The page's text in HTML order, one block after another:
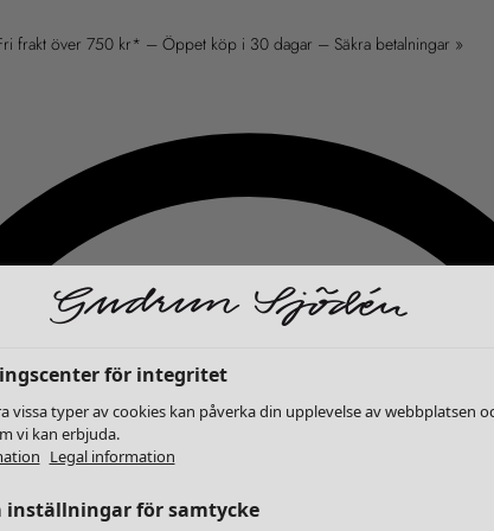
frakt över 750 kr* – Öppet köp i 30 dagar – Säkra betalningar »
för integritet
vissa typer av cookies kan påverka din upplevelse av webbplatsen
vi kan erbjuda.
Legal information
inställningar för samtycke